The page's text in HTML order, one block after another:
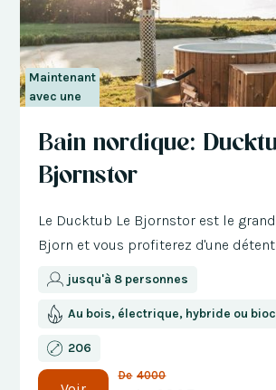
Maintenant
avec une
de 300 €
Bain nordique:
Bjornstor
Le Ducktub Le Bjornstor est le
Bjorn et vous profiterez d'une
jusqu'à 8 personnes
Au bois, électrique, hybride ou
206
De 4000